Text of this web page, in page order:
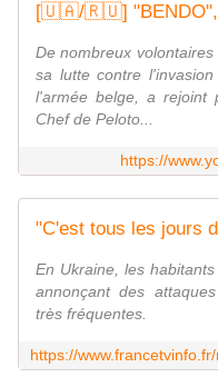
De nombreux
sa lutte contre
l'armée belge, a rejoint
Chef de Peloto...
https://
En Ukraine, les
annonçant des
très fréquentes.